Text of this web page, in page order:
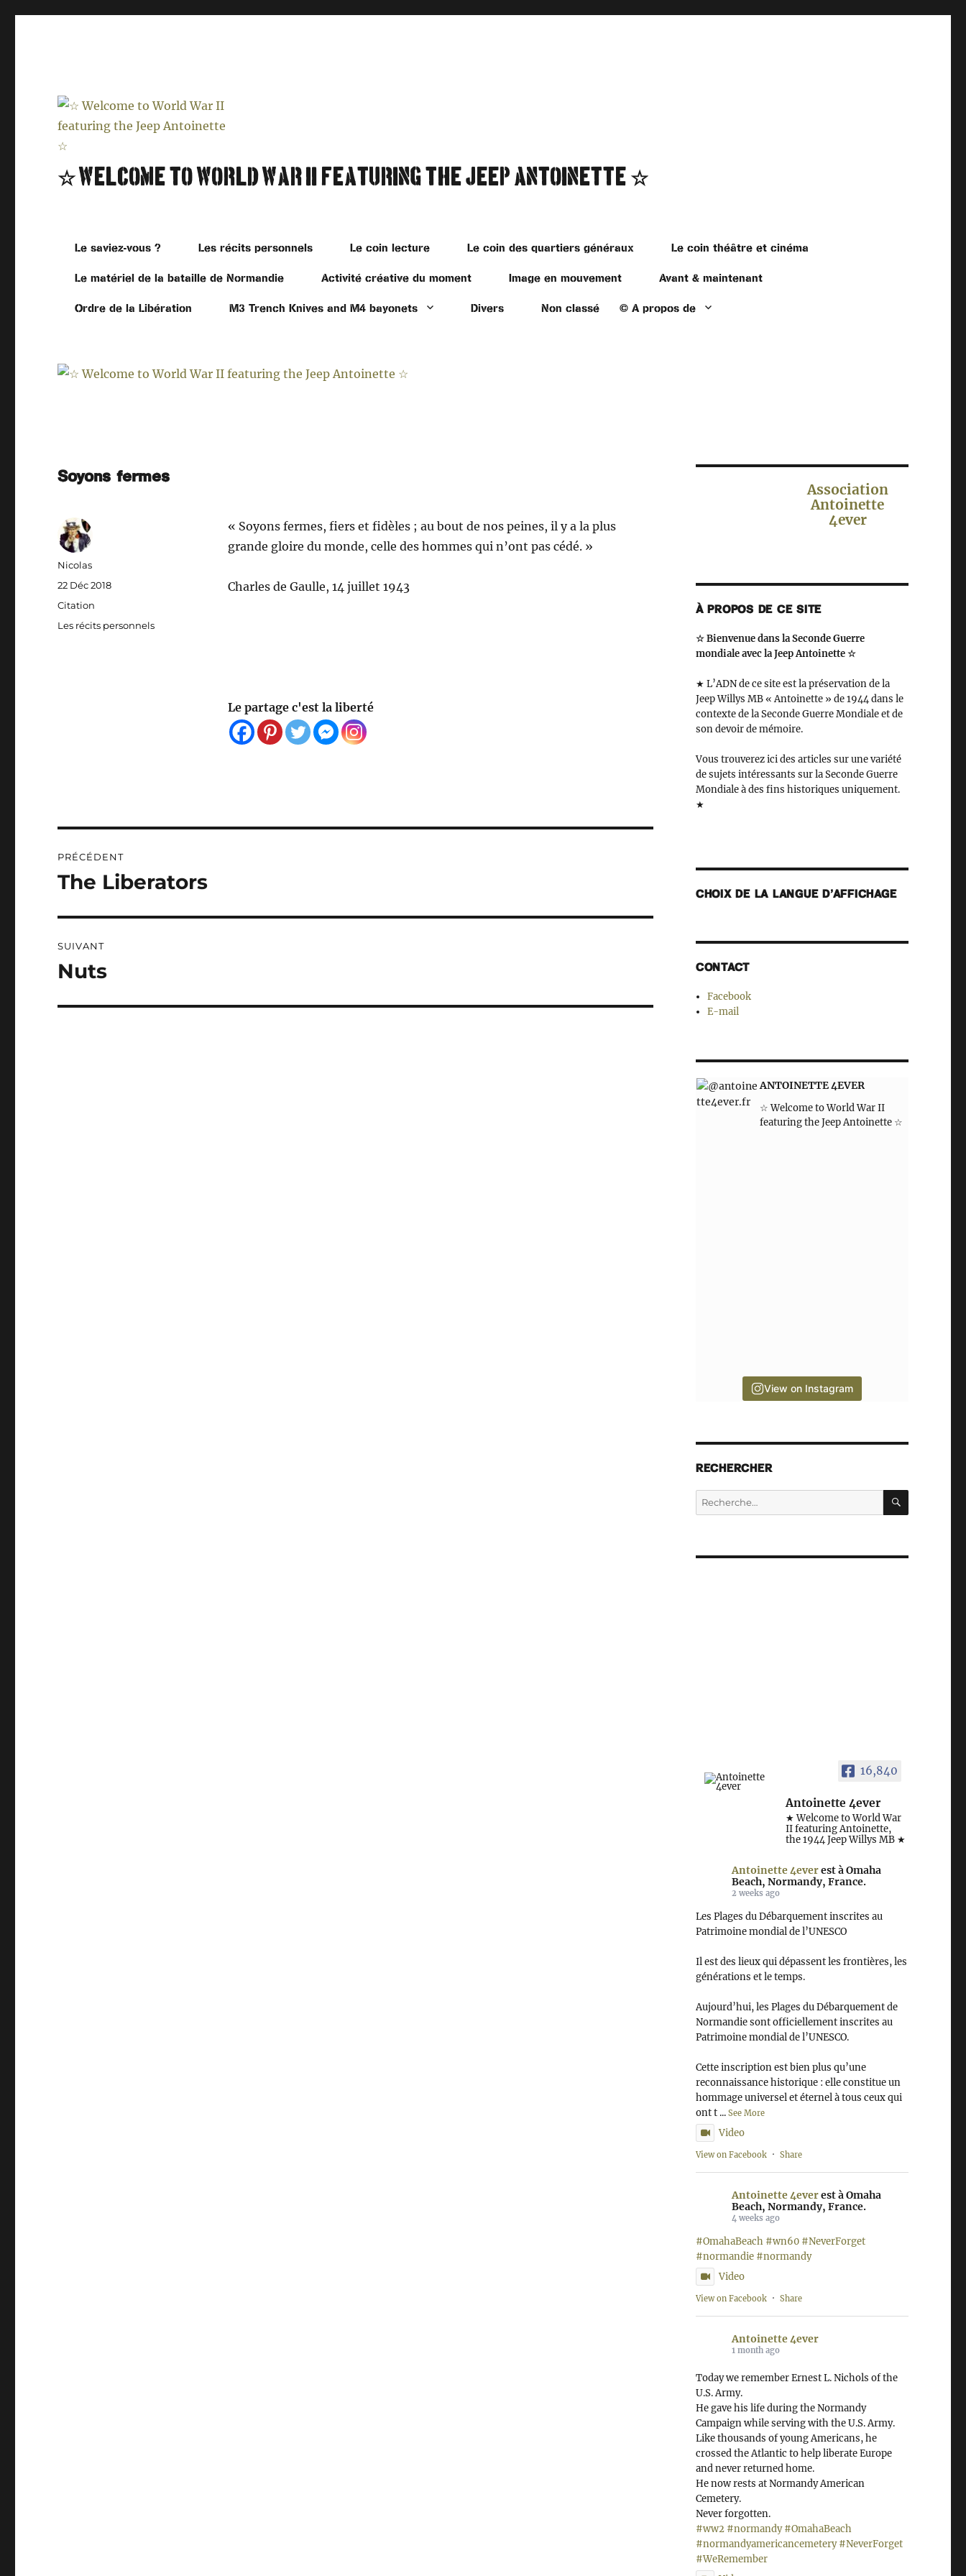
☆ Welcome to World War II featuring the Jeep Antoinette ☆
Le saviez-vous ? Les récits personnels Le coin lecture Le coin des quartiers généraux Le coin théâtre et cinéma
Le matériel de la bataille de Normandie Activité créative du moment Image en mouvement Avant & maintenant
Ordre de la Libération M3 Trench Knives and M4 bayonets Divers Non classé ©️ A propos de
Soyons fermes
« Soyons fermes, fiers et fidèles ; au bout de nos peines, il y a la plus
grande gloire du monde, celle des hommes qui n’ont pas cédé. »
Charles de Gaulle, 14 juillet 1943
Le partage c'est la liberté
Auteur
Nicolas
Publié
le
22 Déc 2018
Format
Citation
Catégories
Les récits personnels
de
PRÉCÉDENT
Publication
The Liberators
SUIVANT
Publication
Nuts
Association
Antoinette
4ever
À PROPOS DE CE SITE
☆ Bienvenue dans la Seconde Guerre
mondiale avec la Jeep Antoinette ☆
★ L’ADN de ce site est la préservation de la
Jeep Willys MB « Antoinette » de 1944 dans le
contexte de la Seconde Guerre Mondiale et de
son devoir de mémoire.
Vous trouverez ici des articles sur une variété
de sujets intéressants sur la Seconde Guerre
Mondiale à des fins historiques uniquement.
★
CHOIX DE LA LANGUE D’AFFICHAGE
CONTACT
Facebook
E-mail
ANTOINETTE 4EVER
☆ Welcome to World War II
featuring the Jeep Antoinette ☆
View on Instagram
RECHERCHER
Recherche
pour :
16,840
Antoinette 4ever
★ Welcome to World War
II featuring Antoinette,
the 1944 Jeep Willys MB ★
Antoinette 4everest à Omaha
Beach, Normandy, France.
2 weeks ago
Les Plages du Débarquement inscrites au
Patrimoine mondial de l’UNESCO
Il est des lieux qui dépassent les frontières, les
générations et le temps.
Aujourd’hui, les Plages du Débarquement de
Normandie sont officiellement inscrites au
Patrimoine mondial de l’UNESCO.
Cette inscription est bien plus qu’une
reconnaissance historique : elle constitue un
hommage universel et éternel à tous ceux qui
ont t ... See More
Video
View on Facebook · Share
Antoinette 4everest à Omaha
Beach, Normandy, France.
4 weeks ago
#OmahaBeach #wn60 #NeverForget
#normandie #normandy
Video
View on Facebook · Share
Antoinette 4ever
1 month ago
Today we remember Ernest L. Nichols of the
U.S. Army.
He gave his life during the Normandy
Campaign while serving with the U.S. Army.
Like thousands of young Americans, he
crossed the Atlantic to help liberate Europe
and never returned home.
He now rests at Normandy American
Cemetery.
Never forgotten.
#ww2 #normandy #OmahaBeach
#normandyamericancemetery #NeverForget
#WeRemember